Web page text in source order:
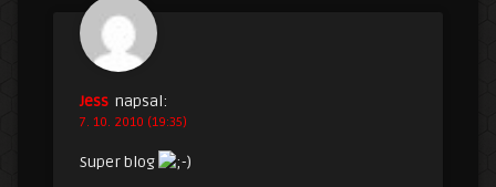
Jess napsal:
7. 10. 2010 (19:35)
Super blog